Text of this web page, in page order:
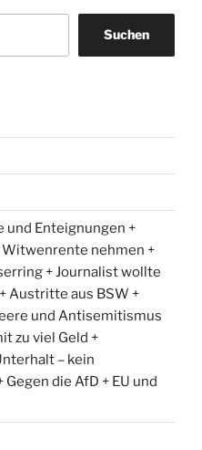
Suchen
und Enteignungen +
nehmen +
+ Journalist wollte
Austritte aus BSW +
und Antisemitismus
zu viel Geld +
– kein
die AfD + EU und